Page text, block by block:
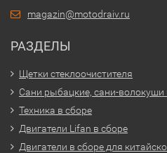
magazin@motodraiv.ru
РАЗДЕЛЫ
Щетки стеклоочистителя
Сани рыбацкие, сани-
Техника в сборе
Двигатели Lifan в сборе
Двигатели в сборе для